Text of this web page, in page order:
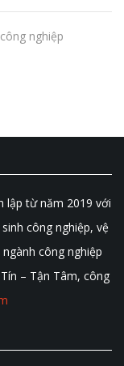
nghiệp
lập từ năm 2019 với
công nghiệp, vệ
công nghiệp
– Tận Tâm, công